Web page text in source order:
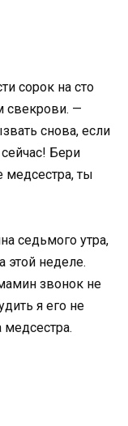
сорок на сто
свекрови. —
снова, если
Бери
медсестра, ты
седьмого утра,
этой неделе.
звонок не
я его не
медсестра.